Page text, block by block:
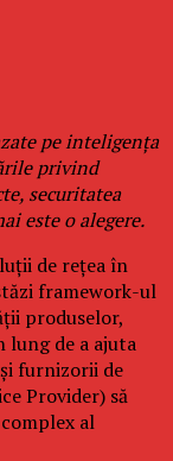
pe inteligența
privind
securitatea
este o alegere.
de rețea în
framework-ul
produselor,
lung de a ajuta
furnizorii de
Provider) să
al